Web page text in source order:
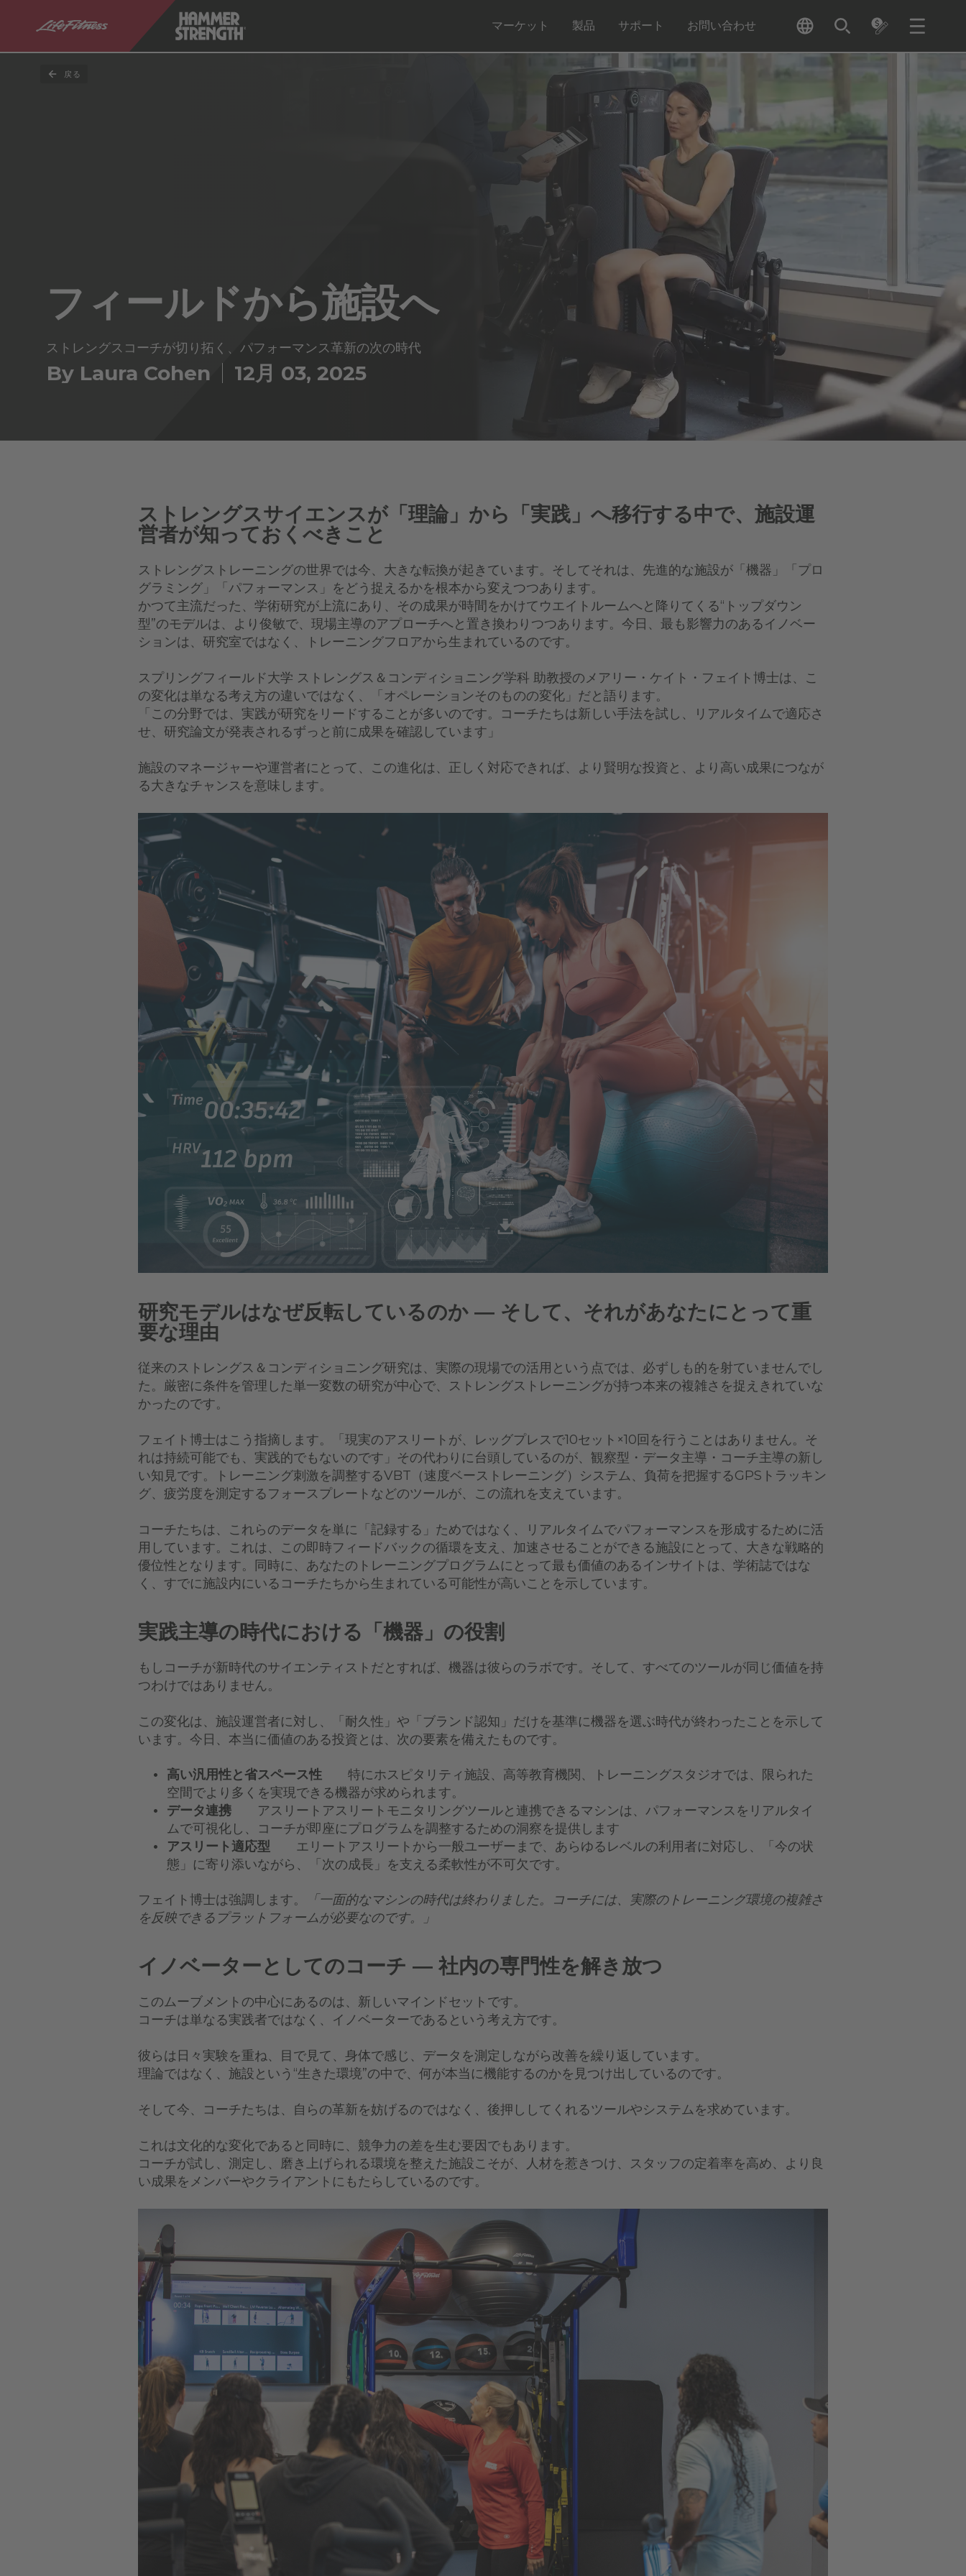
マーケット 製品 サポート お問い合わせ
戻る
フィールドから施設へ
ストレングスコーチが切り拓く、パフォーマンス革新の次の時代
By Laura Cohen 12月 03, 2025
ストレングスサイエンスが「理論」から「実践」へ移行する中で、施設運
営者が知っておくべきこと
ストレングストレーニングの世界では今、大きな転換が起きています。そしてそれは、先進的な施設が「機器」「プロ
グラミング」「パフォーマンス」をどう捉えるかを根本から変えつつあります。
かつて主流だった、学術研究が上流にあり、その成果が時間をかけてウエイトルームへと降りてくる“トップダウン
型”のモデルは、より俊敏で、現場主導のアプローチへと置き換わりつつあります。今日、最も影響力のあるイノベー
ションは、研究室ではなく、トレーニングフロアから生まれているのです。
スプリングフィールド大学 ストレングス＆コンディショニング学科 助教授のメアリー・ケイト・フェイト博士は、こ
の変化は単なる考え方の違いではなく、「オペレーションそのものの変化」だと語ります。
「この分野では、実践が研究をリードすることが多いのです。コーチたちは新しい手法を試し、リアルタイムで適応さ
せ、研究論文が発表されるずっと前に成果を確認しています」
施設のマネージャーや運営者にとって、この進化は、正しく対応できれば、より賢明な投資と、より高い成果につなが
る大きなチャンスを意味します。
研究モデルはなぜ反転しているのか ― そして、それがあなたにとって重
要な理由
従来のストレングス＆コンディショニング研究は、実際の現場での活用という点では、必ずしも的を射ていませんでし
た。厳密に条件を管理した単一変数の研究が中心で、ストレングストレーニングが持つ本来の複雑さを捉えきれていな
かったのです。
フェイト博士はこう指摘します。「現実のアスリートが、レッグプレスで10セット×10回を行うことはありません。そ
れは持続可能でも、実践的でもないのです」その代わりに台頭しているのが、観察型・データ主導・コーチ主導の新し
い知見です。トレーニング刺激を調整するVBT（速度ベーストレーニング）システム、負荷を把握するGPSトラッキン
グ、疲労度を測定するフォースプレートなどのツールが、この流れを支えています。
コーチたちは、これらのデータを単に「記録する」ためではなく、リアルタイムでパフォーマンスを形成するために活
用しています。これは、この即時フィードバックの循環を支え、加速させることができる施設にとって、大きな戦略的
優位性となります。同時に、あなたのトレーニングプログラムにとって最も価値のあるインサイトは、学術誌ではな
く、すでに施設内にいるコーチたちから生まれている可能性が高いことを示しています。
実践主導の時代における「機器」の役割
もしコーチが新時代のサイエンティストだとすれば、機器は彼らのラボです。そして、すべてのツールが同じ価値を持
つわけではありません。
この変化は、施設運営者に対し、「耐久性」や「ブランド認知」だけを基準に機器を選ぶ時代が終わったことを示して
います。今日、本当に価値のある投資とは、次の要素を備えたものです。
高い汎用性と省スペース性 特にホスピタリティ施設、高等教育機関、トレーニングスタジオでは、限られた
空間でより多くを実現できる機器が求められます。
データ連携 アスリートアスリートモニタリングツールと連携できるマシンは、パフォーマンスをリアルタイ
ムで可視化し、コーチが即座にプログラムを調整するための洞察を提供します
アスリート適応型 エリートアスリートから一般ユーザーまで、あらゆるレベルの利用者に対応し、「今の状
態」に寄り添いながら、「次の成長」を支える柔軟性が不可欠です。
フェイト博士は強調します。
「一面的なマシンの時代は終わりました。コーチには、実際のトレーニング環境の複雑さ
を反映できるプラットフォームが必要なのです。」
イノベーターとしてのコーチ ― 社内の専門性を解き放つ
このムーブメントの中心にあるのは、新しいマインドセットです。
コーチは単なる実践者ではなく、イノベーターであるという考え方です。
彼らは日々実験を重ね、目で見て、身体で感じ、データを測定しながら改善を繰り返しています。
理論ではなく、施設という“生きた環境”の中で、何が本当に機能するのかを見つけ出しているのです。
そして今、コーチたちは、自らの革新を妨げるのではなく、後押ししてくれるツールやシステムを求めています。
これは文化的な変化であると同時に、競争力の差を生む要因でもあります。
コーチが試し、測定し、磨き上げられる環境を整えた施設こそが、人材を惹きつけ、スタッフの定着率を高め、より良
い成果をメンバーやクライアントにもたらしているのです。